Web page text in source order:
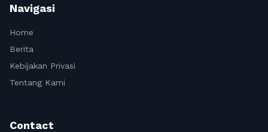
Navigasi
Home
Berita
Kebijakan Privasi
Tentang Kami
Contact